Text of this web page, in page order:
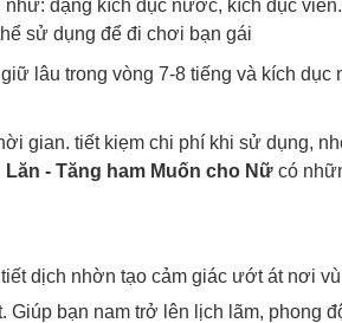
dạng kích dục nước, kích dục
sử dụng để đi chơi bạn gái
lâu trong vòng 7-8 tiếng và kích
gian. tiết kiẹm chi phí khi sử dụng,
- Tăng ham Muốn cho Nữ có
dịch nhờn tạo cảm giác ướt át nơi
bạn nam trở lên lịch lãm, phong